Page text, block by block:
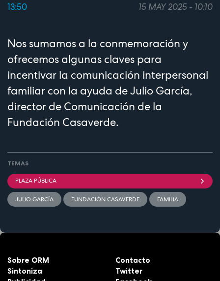
13:50 15 MAY 2025 - 10:10
Nos sumamos a la conmemoración y
ofrecemos algunas claves para
incentivar la comunicación interpersonal
familiar con la ayuda de Julio García,
director de Comunicación de la
Fundación Casaverde.
TEMAS
PLAZA PÚBLICA
JULIO GARCÍA FUNDACIÓN CASAVERDE FAMILIA
Sobre ORM
Sintoniza
Contacto
Twitter